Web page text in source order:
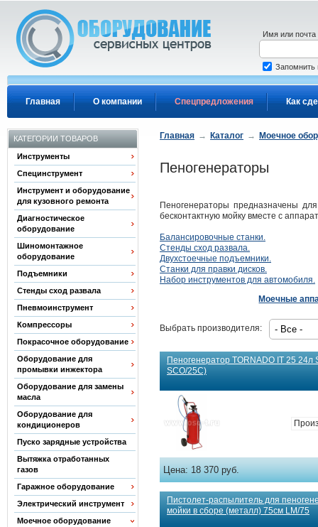
Главная О компании Спецпредложения Как
Имя или почта
Запомнить
КАТЕГОРИИ ТОВАРОВ
Инструменты
Специнструмент
Инструмент и оборудование
для кузовного ремонта
Диагностическое
оборудование
Шиномонтажное
оборудование
Подъемники
Стенды сход развала
Пневмоинструмент
Компрессоры
Покрасочное оборудование
Оборудование для
промывки инжектора
Оборудование для замены
масла
Оборудование для
кондиционеров
Пуско зарядные устройства
Вытяжка отработанных
газов
Гаражное оборудование
Электрический инструмент
Моечное оборудование
Главная → Каталог → Моечное
Пеногенераторы
Пеногенераторы предназначены
бесконтактную мойку вместе с
Балансировочные станки.
Стенды сход развала.
Двухстоечные подъемники.
Станки для правки дисков.
Набор инструментов для автомобиля.
Моечные
Выбрать производителя:
Пеногенератор TORNADO IT 25 24л
SCO/25С)
Цена: 18 370 руб.
Пистолет-распылитель для
мойки в сборе (металл) 75см LM/75